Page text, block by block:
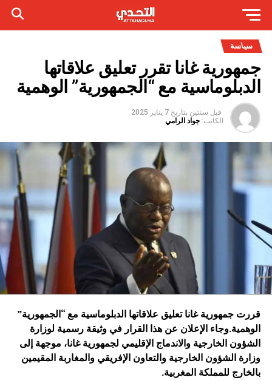
سياسة
جمهورية غانا تقرر تعليق علاقاتها
الدبلوماسية مع “الجمهورية” الوهمية
قبل سنتين بتاريخ 7 يناير 2025
الكاتب: جواد الرامي
قررت جمهورية غانا تعليق علاقاتها الدبلوماسية مع “الجمهورية”
الوهمية.وجاء الإعلان عن هذا القرار في وثيقة رسمية لوزارة
الشؤون الخارجية والاندماج الإقليمي لجمهورية غانا، موجهة إلى
وزارة الشؤون الخارجية والتعاون الإفريقي والمغاربة المقيمين
بالخارج للمملكة المغربية.